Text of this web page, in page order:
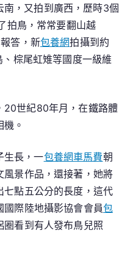
，又拍到廣西，歷時3個
拍鳥，常常要翻山越
答，新包養網拍攝到約
棕尾虹雉等國度一級維
20世紀80年月，在鐵路體
。
生長，一包養網車馬費朝
景作品，還接著，她將
七點五公分的長度，這代
國際陸地攝影協會會員包
圈看到有人發布鳥兒照